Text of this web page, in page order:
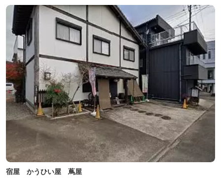
宿屋 かうひい屋 蔦屋